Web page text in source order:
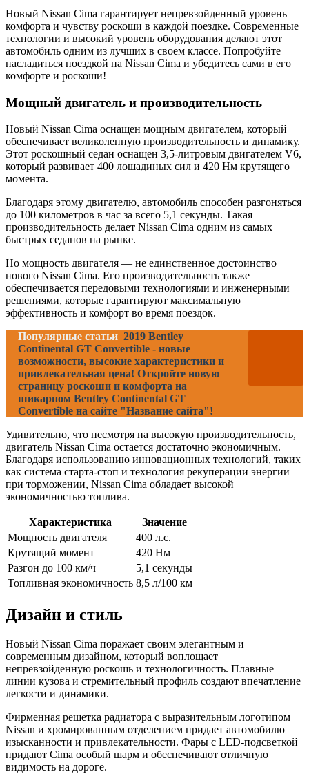
Новый Nissan Cima гарантирует непревзойденный уровень
комфорта и чувству роскоши в каждой поездке. Современные
технологии и высокий уровень оборудования делают этот
автомобиль одним из лучших в своем классе. Попробуйте
насладиться поездкой на Nissan Cima и убедитесь сами в его
комфорте и роскоши!
Мощный двигатель и производительность
Новый Nissan Cima оснащен мощным двигателем, который
обеспечивает великолепную производительность и динамику.
Этот роскошный седан оснащен 3,5-литровым двигателем V6,
который развивает 400 лошадиных сил и 420 Нм крутящего
момента.
Благодаря этому двигателю, автомобиль способен разгоняться
до 100 километров в час за всего 5,1 секунды. Такая
производительность делает Nissan Cima одним из самых
быстрых седанов на рынке.
Но мощность двигателя — не единственное достоинство
нового Nissan Cima. Его производительность также
обеспечивается передовыми технологиями и инженерными
решениями, которые гарантируют максимальную
эффективность и комфорт во время поездок.
Популярные статьи 2019 Bentley
Continental GT Convertible - новые
возможности, высокие характеристики и
привлекательная цена! Откройте новую
страницу роскоши и комфорта на
шикарном Bentley Continental GT
Convertible на сайте "Название сайта"!
Удивительно, что несмотря на высокую производительность,
двигатель Nissan Cima остается достаточно экономичным.
Благодаря использованию инновационных технологий, таких
как система старта-стоп и технология рекуперации энергии
при торможении, Nissan Cima обладает высокой
экономичностью топлива.
Характеристика
Значение
Мощность двигателя
400 л.с.
Крутящий момент
420 Нм
Разгон до 100 км/ч
5,1 секунды
Топливная экономичность 8,5 л/100 км
Дизайн и стиль
Новый Nissan Cima поражает своим элегантным и
современным дизайном, который воплощает
непревзойденную роскошь и технологичность. Плавные
линии кузова и стремительный профиль создают впечатление
легкости и динамики.
Фирменная решетка радиатора с выразительным логотипом
Nissan и хромированным отделением придает автомобилю
изысканности и привлекательности. Фары с LED-подсветкой
придают Cima особый шарм и обеспечивают отличную
видимость на дороге.